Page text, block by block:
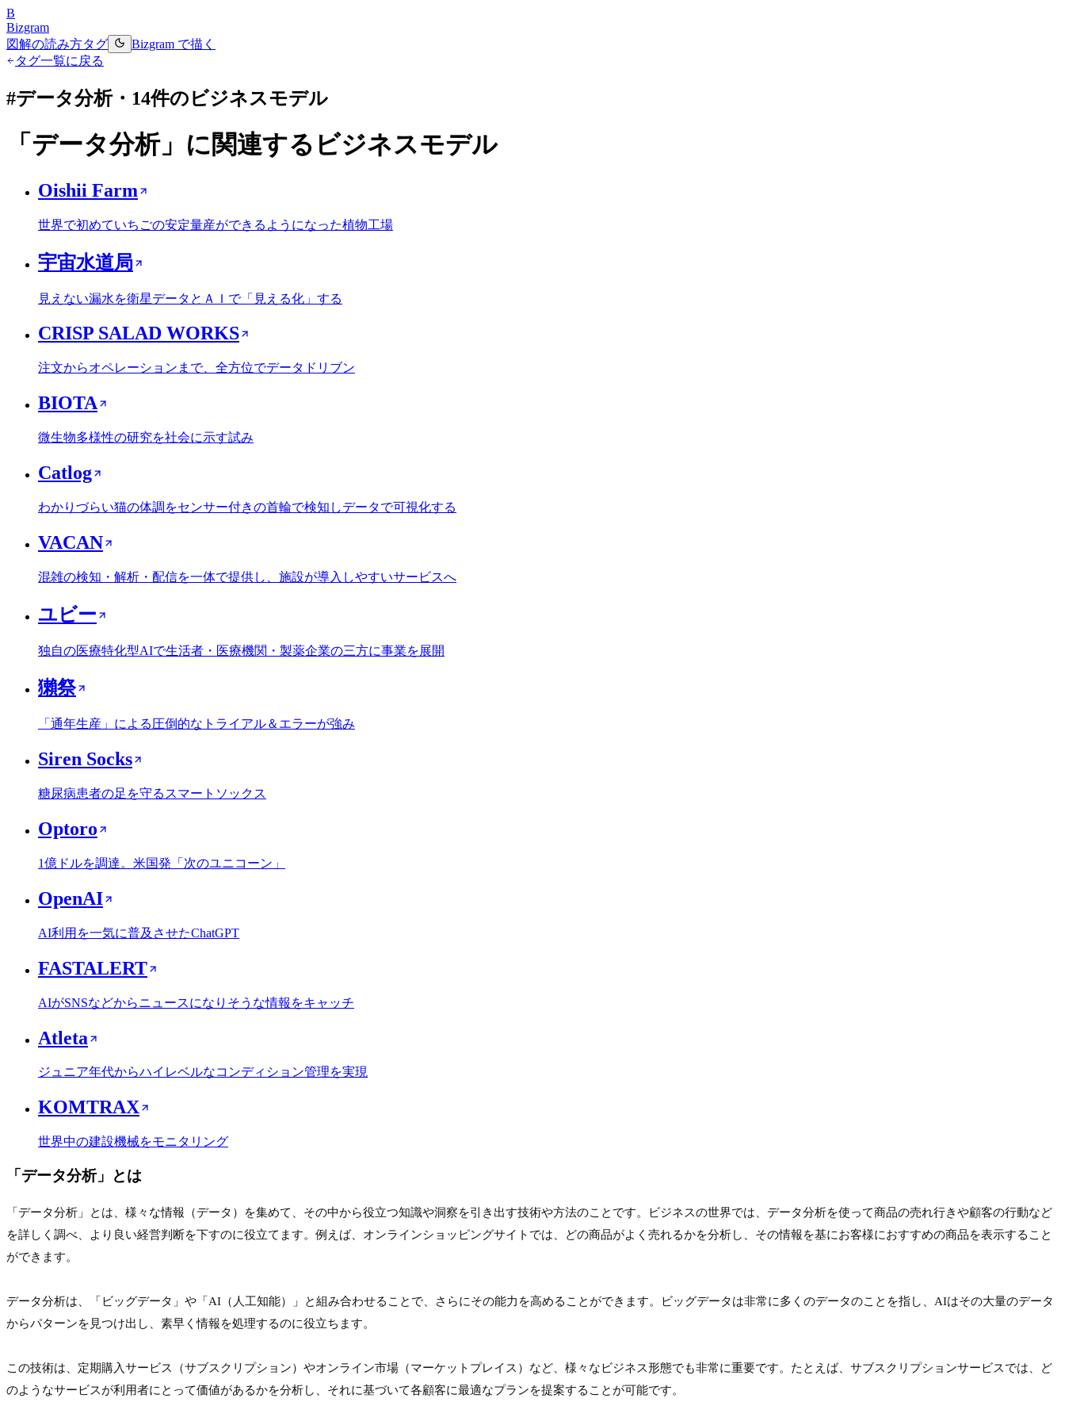
B
Bizgram
図解の読み方タグ
Bizgram で描く
タグ一覧に戻る
#データ分析・ 14件のビジネスモデル
「 データ分析」に関連するビジネスモデル
Oishii Farm
世界で初めていちごの安定量産ができるようになった植物工場
宇宙水道局
見えない漏水を衛星データとＡＩで「見える化」する
CRISP SALAD WORKS
注文からオペレーションまで、全方位でデータドリブン
BIOTA
微生物多様性の研究を社会に示す試み
Catlog
わかりづらい猫の体調をセンサー付きの首輪で検知しデータで可視化する
VACAN
混雑の検知・解析・配信を一体で提供し、施設が導入しやすいサービスへ
ユビー
独自の医療特化型AIで生活者・医療機関・製薬企業の三方に事業を展開
獺祭
「通年生産」による圧倒的なトライアル＆エラーが強み
Siren Socks
糖尿病患者の足を守るスマートソックス
Optoro
1億ドルを調達。米国発「次のユニコーン」
OpenAI
AI利用を一気に普及させたChatGPT
FASTALERT
AIがSNSなどからニュースになりそうな情報をキャッチ
Atleta
ジュニア年代からハイレベルなコンディション管理を実現
KOMTRAX
世界中の建設機械をモニタリング
「 データ分析」とは
「データ分析」とは、様々な情報（データ）を集めて、その中から役立つ知識や洞察を引き出す技術や方法のことです。ビジネスの世界では、データ分析を使って商品の売れ行きや顧客の行動など
を詳しく調べ、より良い経営判断を下すのに役立てます。例えば、オンラインショッピングサイトでは、どの商品がよく売れるかを分析し、その情報を基にお客様におすすめの商品を表示すること
ができます。
データ分析は、「ビッグデータ」や「AI（人工知能）」と組み合わせることで、さらにその能力を高めることができます。ビッグデータは非常に多くのデータのことを指し、AIはその大量のデータ
からパターンを見つけ出し、素早く情報を処理するのに役立ちます。
この技術は、定期購入サービス（サブスクリプション）やオンライン市場（マーケットプレイス）など、様々なビジネス形態でも非常に重要です。たとえば、サブスクリプションサービスでは、ど
のようなサービスが利用者にとって価値があるかを分析し、それに基づいて各顧客に最適なプランを提案することが可能です。